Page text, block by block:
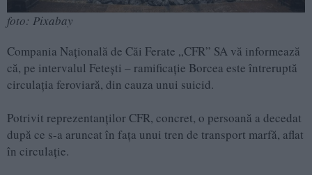
foto: Pixabay
Compania Naţională de Căi Ferate „CFR” SA vă informează
că, pe intervalul Fetești – ramificație Borcea este întreruptă
circulația feroviară, din cauza unui suicid.
Potrivit reprezentanților CFR, concret, o persoană a decedat
după ce s-a aruncat în fața unui tren de transport marfă, aflat
în circulație.